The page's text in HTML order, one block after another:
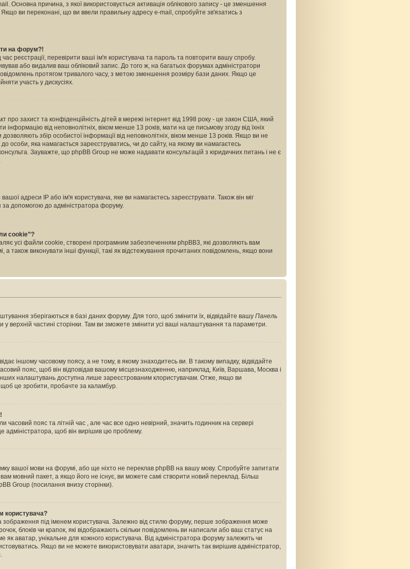
Основна причина, з якої використовується активація облікового запису - це зменшення
ви переконані, що ви ввели правильну адресу e-mail, спробуйте зв'язатись з
на форум?!
реєстрації, перевірити ваші ім'я користувача та пароль та повторити вашу спробу.
або видалив ваш обліковий запис. До того ж, на багатьох форумах адміністратори
протягом тривалого часу, з метою зменшення розміру бази даних. Якщо це
участь у дискусіях.
захист та конфіденційність дітей в мережі інтернет від 1998 року - це закон США, який
інформацію від неповнолітніх, віком менше 13 років, мати на це письмову згоду від їхніх
дозволяють збір особистої інформації від неповнолітніх, віком менше 13 років. Якщо ви не
особи, яка намагається зареєструватись, чи до сайту, на якому ви намагаєтесь
Зауважте, що phpBB Group не може надавати консультацій з юридичних питань і не є
адреси IP або ім'я користувача, яке ви намагаєтесь зареєструвати. Також він міг
за допомогою до адміністратора форуму.
cookie”?
усі файли cookie, створені програмним забезпеченням phpBB3, які дозволяють вам
також виконувати інші функції, такі як відстежування прочитаних повідомлень, якщо вони
зберігаються в базі даних форуму. Для того, щоб змінити їх, відвідайте вашу Панель
верхній частині сторінки. Там ви зможете змінити усі ваші налаштування та параметри.
іншому часовому поясу, а не тому, в якому знаходитесь ви. В такому випадку, відвідайте
пояс, щоб він відповідав вашому місцезнаходженню, наприклад, Київ, Варшава, Москва і
налаштувань доступна лише зареєстрованим клористувачам. Отже, якщо ви
це зробити, пробачте за каламбур.
пояс та літній час , але час все одно невірний, значить годинник на сервері
адміністратора, щоб він вирішив цю проблему.
вашої мови на форумі, або ще ніхто не переклав phpBB на вашу мову. Спробуйте запитати
мовний пакет, а якщо його не існує, ви можете самі створити новий переклад. Більш
Group (посилання внизу сторінки).
користувача?
зображення під іменем користувача. Залежно від стилю форуму, перше зображення може
блоків чи крапок, які відображають скільки повідомлень ви написали або ваш статус на
аватар, унікальне для кожного користувача. Від адміністратора форуму залежить чи
Якщо ви не можете використовувати аватари, значить так вирішив адміністратор,